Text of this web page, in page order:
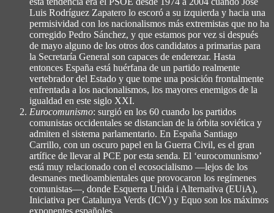
Luis Rodríguez Zapatero lo escoró a su izquierda y hacia una
permisividad con los nacionalismos más extremistas que no ha
corregido Pedro Sánchez, y que estamos por vez si después
de mayo alguno de los otros dos candidatos a primarias para
la Secretaría General son capaces de enderezar. Hasta
entonces España está huérfana de un partido realmente
vertebrador del Estado y que tome una posición frontalmente
enfrentada a los nacionalismos, los mayores enemigos de la
igualdad en este siglo XXI.
Eurocomunismo: surgió en los 60 cuando los partidos
comunistas occidentales se distancian de la órbita soviética y
admiten el sistema parlamentario. En España Santiago
Carrillo, con un oscuro papel en la Guerra Civil, es el gran
artífice de llevar al PCE por esta senda. El ‘eurocomunismo’
está muy relacionado con el ecosocialismo —lejos de los
desmanes medioambientales que provocaron los regímenes
comunistas—, donde Esquerra Unida i Alternativa (EUiA),
Iniciativa per Catalunya Verds (ICV) y Equo son los máximos
exponentes españoles.